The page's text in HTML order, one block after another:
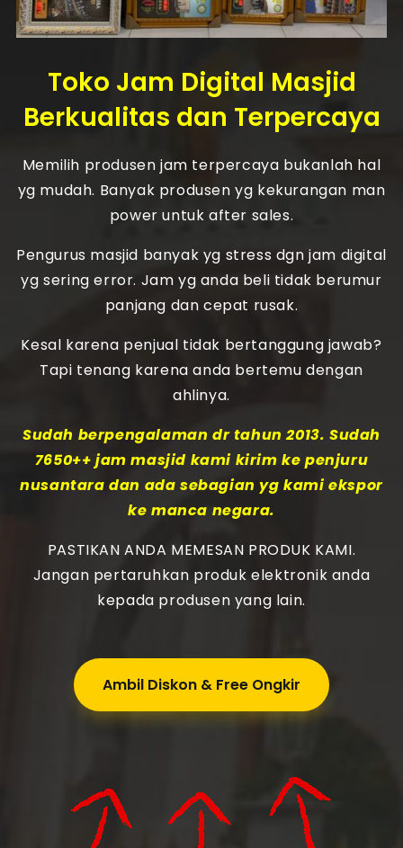
Toko Jam Digital Masjid
Berkualitas dan Terpercaya
Memilih produsen jam terpercaya bukanlah hal
yg mudah. Banyak produsen yg kekurangan man
power untuk after sales.
Pengurus masjid banyak yg stress dgn jam digital
yg sering error. Jam yg anda beli tidak berumur
panjang dan cepat rusak.
Kesal karena penjual tidak bertanggung jawab?
Tapi tenang karena anda bertemu dengan
ahlinya.
Sudah berpengalaman dr tahun 2013. Sudah
7650++ jam masjid kami kirim ke penjuru
nusantara dan ada sebagian yg kami ekspor
ke manca negara.
PASTIKAN ANDA MEMESAN PRODUK KAMI.
Jangan pertaruhkan produk elektronik anda
kepada produsen yang lain.
Ambil Diskon & Free Ongkir